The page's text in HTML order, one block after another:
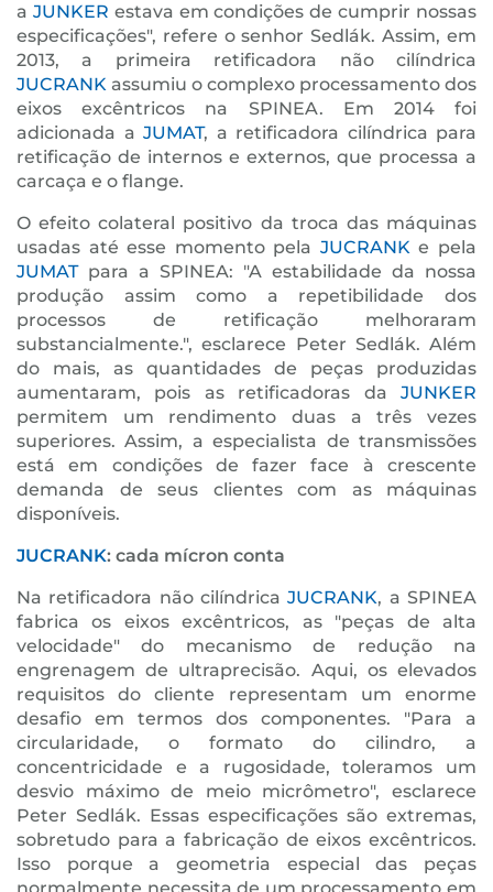
a JUNKER estava em condições de cumprir nossas
especificações", refere o senhor Sedlák. Assim, em
2013, a primeira retificadora não cilíndrica
JUCRANK assumiu o complexo processamento dos
eixos excêntricos na SPINEA. Em 2014 foi
adicionada a JUMAT, a retificadora cilíndrica para
retificação de internos e externos, que processa a
carcaça e o flange.
O efeito colateral positivo da troca das máquinas
usadas até esse momento pela JUCRANKe pela
JUMATpara a SPINEA: "A estabilidade da nossa
produção assim como a repetibilidade dos
processos de retificação melhoraram
substancialmente.", esclarece Peter Sedlák. Além
do mais, as quantidades de peças produzidas
aumentaram, pois as retificadoras da JUNKER
permitem um rendimento duas a três vezes
superiores. Assim, a especialista de transmissões
está em condições de fazer face à crescente
demanda de seus clientes com as máquinas
disponíveis.
JUCRANK: cada mícron conta
Na retificadora não cilíndricaJUCRANK, a SPINEA
fabrica os eixos excêntricos, as "peças de alta
velocidade" do mecanismo de redução na
engrenagem de ultraprecisão. Aqui, os elevados
requisitos do cliente representam um enorme
desafio em termos dos componentes. "Para a
circularidade, o formato do cilindro, a
concentricidade e a rugosidade, toleramos um
desvio máximo de meio micrômetro", esclarece
Peter Sedlák. Essas especificações são extremas,
sobretudo para a fabricação de eixos excêntricos.
Isso porque a geometria especial das peças